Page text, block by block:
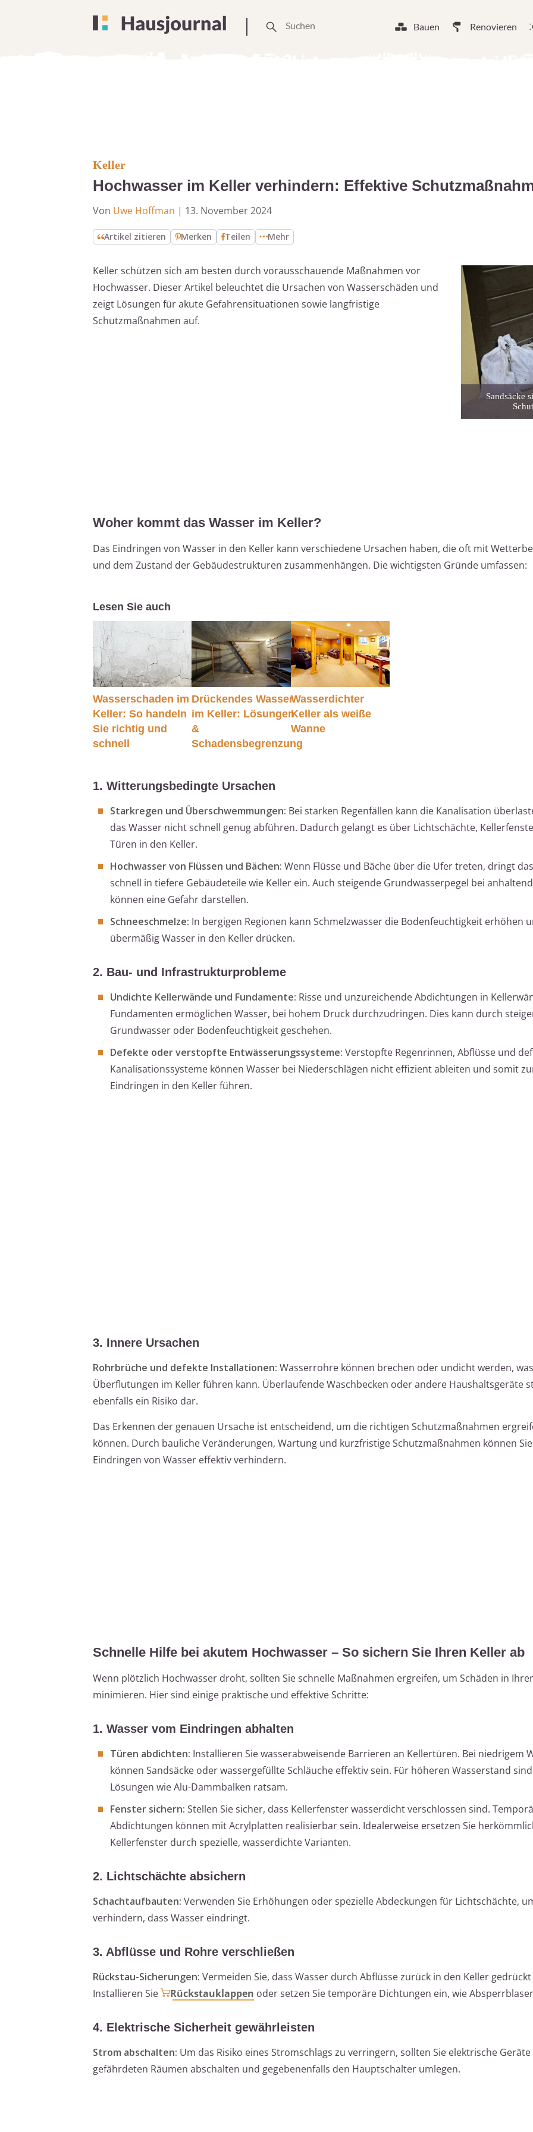
Bauen Renovieren
Keller
Hochwasser im Keller verhindern: Effektive
Von Uwe Hoffman | 13. November 2024
Artikel zitieren Merken Teilen Mehr
Keller schützen sich am besten durch vorausschauende Maßnahmen vor
Hochwasser. Dieser Artikel beleuchtet die Ursachen von Wasserschäden und
zeigt Lösungen für akute Gefahrensituationen sowie langfristige
Schutzmaßnahmen auf.
Sandsäcke
Woher kommt das Wasser im Keller?
Das Eindringen von Wasser in den Keller kann verschiedene Ursachen haben, die oft mit
und dem Zustand der Gebäudestrukturen zusammenhängen. Die wichtigsten Gründe umfassen:
Lesen Sie auch
Wasserschaden im
Keller: So handeln
Sie richtig und
schnell
Drückendes Wasser
im Keller: Lösungen
&
Schadensbegrenzung
Wasserdichter
Keller als weiße
Wanne
1. Witterungsbedingte Ursachen
Starkregen und Überschwemmungen: Bei starken Regenfällen kann die Kanalisation
das Wasser nicht schnell genug abführen. Dadurch gelangt es über Lichtschächte,
Türen in den Keller.
Hochwasser von Flüssen und Bächen: Wenn Flüsse und Bäche über die Ufer treten, dringt
schnell in tiefere Gebäudeteile wie Keller ein. Auch steigende Grundwasserpegel bei
können eine Gefahr darstellen.
Schneeschmelze: In bergigen Regionen kann Schmelzwasser die Bodenfeuchtigkeit erhöhen
übermäßig Wasser in den Keller drücken.
2. Bau- und Infrastrukturprobleme
Undichte Kellerwände und Fundamente: Risse und unzureichende Abdichtungen in
Fundamenten ermöglichen Wasser, bei hohem Druck durchzudringen. Dies kann durch
Grundwasser oder Bodenfeuchtigkeit geschehen.
Defekte oder verstopfte Entwässerungssysteme: Verstopfte Regenrinnen, Abflüsse und
Kanalisationssysteme können Wasser bei Niederschlägen nicht effizient ableiten und somit
Eindringen in den Keller führen.
3. Innere Ursachen
Rohrbrüche und defekte Installationen: Wasserrohre können brechen oder undicht werden,
Überflutungen im Keller führen kann. Überlaufende Waschbecken oder andere Haushaltsgeräte
ebenfalls ein Risiko dar.
Das Erkennen der genauen Ursache ist entscheidend, um die richtigen Schutzmaßnahmen
können. Durch bauliche Veränderungen, Wartung und kurzfristige Schutzmaßnahmen können
Eindringen von Wasser effektiv verhindern.
Schnelle Hilfe bei akutem Hochwasser – So sichern Sie Ihren Keller ab
Wenn plötzlich Hochwasser droht, sollten Sie schnelle Maßnahmen ergreifen, um Schäden in
minimieren. Hier sind einige praktische und effektive Schritte:
1. Wasser vom Eindringen abhalten
Türen abdichten: Installieren Sie wasserabweisende Barrieren an Kellertüren. Bei niedrigem
können Sandsäcke oder wassergefüllte Schläuche effektiv sein. Für höheren Wasserstand
Lösungen wie Alu-Dammbalken ratsam.
Fenster sichern: Stellen Sie sicher, dass Kellerfenster wasserdicht verschlossen sind.
Abdichtungen können mit Acrylplatten realisierbar sein. Idealerweise ersetzen Sie
Kellerfenster durch spezielle, wasserdichte Varianten.
2. Lichtschächte absichern
Schachtaufbauten: Verwenden Sie Erhöhungen oder spezielle Abdeckungen für Lichtschächte,
verhindern, dass Wasser eindringt.
3. Abflüsse und Rohre verschließen
Rückstau-Sicherungen: Vermeiden Sie, dass Wasser durch Abflüsse zurück in den Keller
Installieren Sie
Rückstauklappen oder setzen Sie temporäre Dichtungen ein, wie
4. Elektrische Sicherheit gewährleisten
Strom abschalten: Um das Risiko eines Stromschlags zu verringern, sollten Sie elektrische
gefährdeten Räumen abschalten und gegebenenfalls den Hauptschalter umlegen.